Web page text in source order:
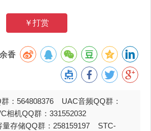
￥打赏
香
：564808376 UAC音频QQ群：
相机QQ群：331552032
量存储QQ群：258159197 STC-